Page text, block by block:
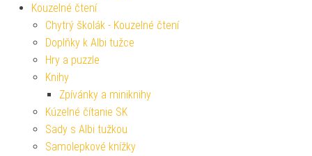
Kouzelné čtení
Chytrý školák - Kouzelné čtení
Doplňky k Albi tužce
Hry a puzzle
Knihy
Zpívánky a miniknihy
Kúzelné čítanie SK
Sady s Albi tužkou
Samolepkové knížky